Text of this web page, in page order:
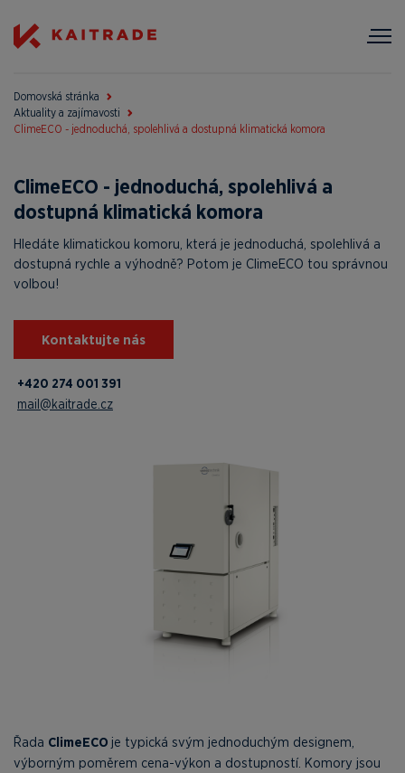
Domovská stránka
Aktuality a zajímavosti
ClimeECO - jednoduchá, spolehlivá a dostupná klimatická komora
ClimeECO - jednoduchá, spolehlivá a
dostupná klimatická komora
Hledáte klimatickou komoru, která je jednoduchá, spolehlivá a
dostupná rychle a výhodně? Potom je ClimeECO tou správnou
volbou!
Kontaktujte nás
+420 274 001 391
mail@kaitrade.cz
Řada ClimeECO je typická svým jednoduchým designem,
výborným poměrem cena-výkon a dostupností. Komory jsou